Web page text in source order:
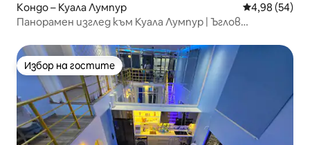
Кондо – Куала Лумпур Средна
4,98 (54)
Панорамен изглед към Куала Лумпур | Ъглов
Избор на гостите
Избор на гостите